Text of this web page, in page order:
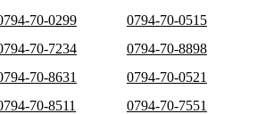
70-0299
0794-70-0515
70-7234
0794-70-8898
70-8631
0794-70-0521
70-8511
0794-70-7551